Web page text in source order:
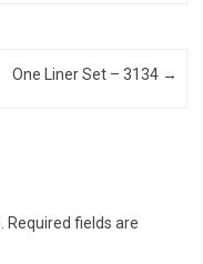
One Liner Set – 3134 →
Required fields are